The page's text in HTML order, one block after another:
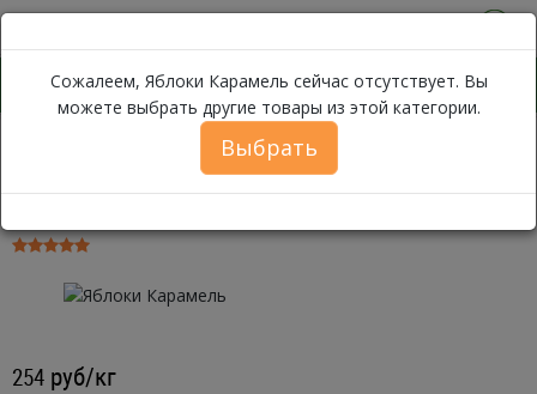
Яблоки Яблоки Карамель
Сожалеем, Яблоки Карамель сейчас отсутствует. Вы
можете выбрать другие товары из этой категории.
Выбрать
Яблоки Карамель ~ 1 кг
254 руб/кг